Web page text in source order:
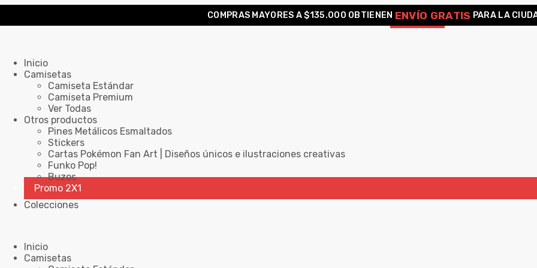
COMPRAS MAYORES A $135.000 OBTIENEN ENVÍO GRATIS PARA LA
Inicio
Camisetas
Camiseta Estándar
Camiseta Premium
Ver Todas
Otros productos
Pines Metálicos Esmaltados
Stickers
Cartas Pokémon Fan Art | Diseños únicos e ilustraciones creativas
Funko Pop!
Buzos
Promo 2X1
Colecciones
Inicio
Camisetas